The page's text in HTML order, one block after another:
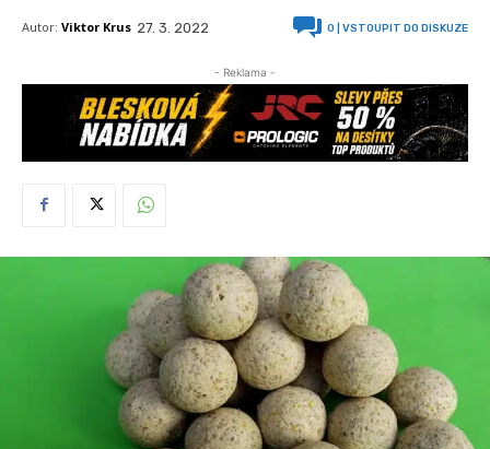
Autor: Viktor Krus 27. 3. 2022 0 | VSTOUPIT DO DISKUZE
- Reklama -